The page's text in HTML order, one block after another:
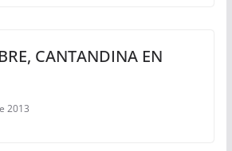
CANTANDINA EN
2013